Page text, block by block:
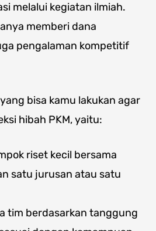
melalui kegiatan ilmiah.
memberi dana
pengalaman kompetitif
bisa kamu lakukan agar
hibah PKM, yaitu:
riset kecil bersama
satu jurusan atau satu
tim berdasarkan tanggung